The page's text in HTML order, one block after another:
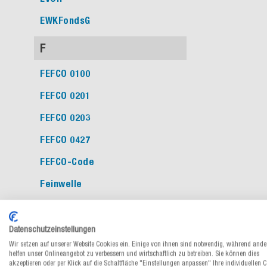
EWKFondsG
F
FEFCO 0100
FEFCO 0201
FEFCO 0203
FEFCO 0427
FEFCO-Code
Feinwelle
FFP1
FFP2
Datenschutzeinstellungen
Wir setzen auf unserer Website Cookies ein. Einige von ihnen sind notwendig, während
helfen unser Onlineangebot zu verbessern und wirtschaftlich zu betreiben. Sie können dies
akzeptieren oder per Klick auf die Schaltfläche "Einstellungen anpassen" Ihre individuellen